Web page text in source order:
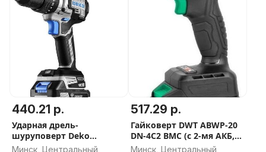
440.21 р.
Ударная дрель-
шуруповерт Deko
DKCID20 Pro 085-1068 (с 1-
Минск, Центральный
517.29 р.
Гайковерт DWT ABWP-20
DN-4C2 BMC (с 2-мя АКБ,
кейс)
Минск, Центральный